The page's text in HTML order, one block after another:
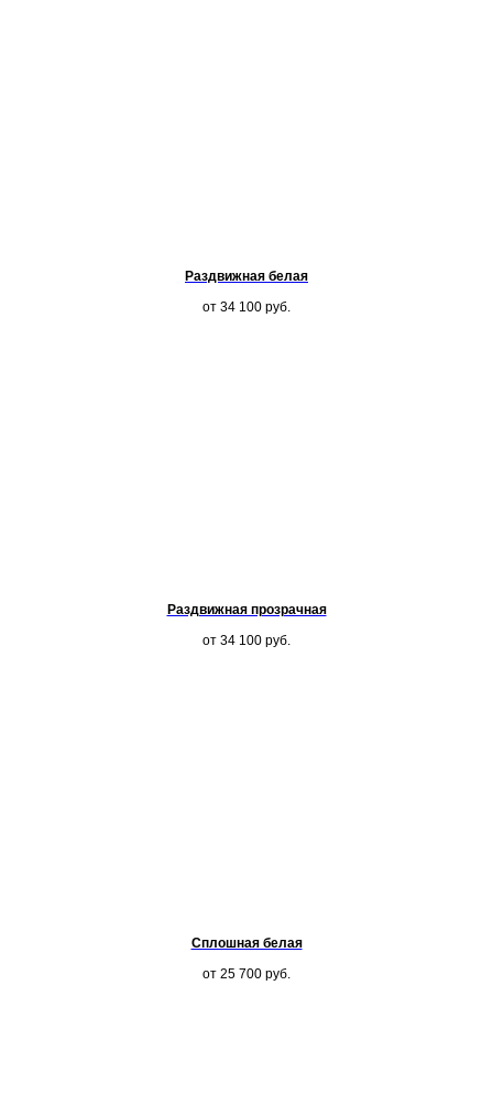
Раздвижная белая
от 34 100 руб.
Раздвижная прозрачная
от 34 100 руб.
Сплошная белая
от 25 700 руб.